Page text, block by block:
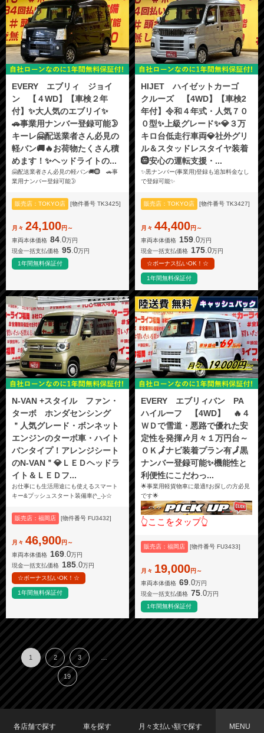
EVERY エブリィ ジョイ
ン 【４WD】【車検２年
付】✨大人気のエブリイ✨
🚗事業用ナンバー登録可能🌛
キーレ🤗配送業者さん必見の
軽バン🚚🔥お荷物たくさん積
めます！✨ヘッドライトの...
🤗配送業者さん必見の軽バン🚚🛞 🚗事
業用ナンバー登録可能🌛
販売店：TOKYO店 [物件番号 TK3425]
月々 24,100円～
車両本体価格 84 .0万円
現金一括支払価格 95.0万円
1年間無料保証付
HIJET ハイゼットカーゴ
クルーズ 【4WD】【車検2
年付】令和４年式・人気７０
０型✨上級グレード✨💎３万
キロ台低走行車両💎社外グリ
ル＆スタッドレスタイヤ装着
🛞安心の運転支援・...
✨黒ナンバー(事業用)登録も追加料金なし
で登録可能✨
販売店：TOKYO店 [物件番号 TK3427]
月々 44,400円～
車両本体価格 159 .0万円
現金一括支払価格 175.0万円
☆ボーナス払いOK！☆
1年間無料保証付
N-VAN +スタイル ファン・
ターボ ホンダセンシング
＂人気グレード・ボンネット
エンジンのターボ車・ハイト
バンタイプ！アレンジシート
のN-VAN＂💎ＬＥＤヘッドラ
イト＆ＬＥＤフ...
お仕事にも生活用途にも使えるスマート
キー&プッシュスタート装備車(^_-)-☆
販売店：福岡店 [物件番号 FU3432]
月々 46,900円～
車両本体価格 169 .0万円
現金一括支払価格 185.0万円
☆ボーナス払いOK！☆
1年間無料保証付
EVERY エブリィバン PA
ハイルーフ 【4WD】 🔥４
ＷＤで雪道・悪路で優れた安
定性を発揮🎶月々１万円台～
ＯＫ🗾ナビ装着プラン有🗾黒
ナンバー登録可能✨機能性と
利便性にこだわっ...
🌟事業用軽貨物車に最適‼️お探しの方必見
です🌟
👆ここをタップ👆
販売店：福岡店 [物件番号 FU3433]
月々 19,000円～
車両本体価格 69 .0万円
現金一括支払価格 75.0万円
1年間無料保証付
1 2 3
19
各店舗で探す 車を探す 月々支払い額で探す MENU